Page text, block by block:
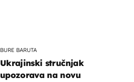
BURE BARUTA
Ukrajinski stručnjak
upozorava na novu